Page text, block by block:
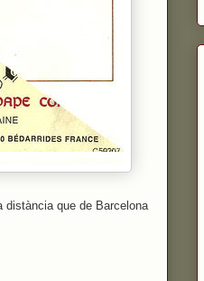
distància que de Barcelona